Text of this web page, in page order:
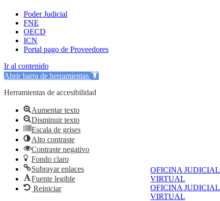
OFICINA JUDICIAL
VIRTUAL
OFICINA JUDICIAL
VIRTUAL
Poder Judicial
FNE
OECD
ICN
Portal pago de Proveedores
Ir al contenido
Abrir barra de herramientas
Herramientas de accesibilidad
Aumentar texto
Disminuir texto
Escala de grises
Alto contraste
Contraste negativo
Fondo claro
Subrayar enlaces
Fuente legible
Reiniciar